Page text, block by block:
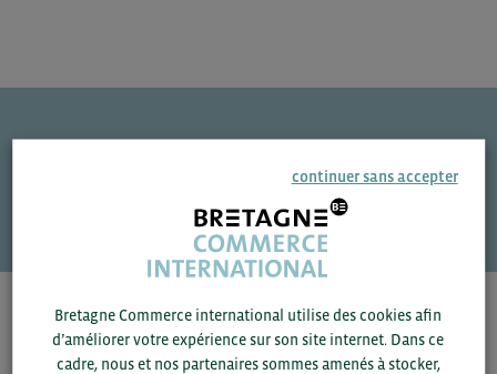
Pour voir les contacts, merci de renseigner votre
département et votre secteurou connectez-vous.
continuer sans accepter
Bretagne Commerce international utilise des cookies afin
d’améliorer votre expérience sur son site internet. Dans ce
cadre, nous et nos partenaires sommes amenés à stocker,